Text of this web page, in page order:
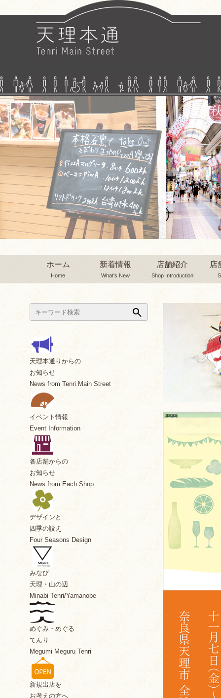
ホーム
Home
新着情報
What's New
店舗紹介
Shop Introduction
店
search
天理本通りからの
お知らせ
News from Tenri Main Street
イベント情報
Event Information
各店舗からの
お知らせ
News from Each Shop
デザインと
四季の設え
Four Seasons Design
みなび
天理・山の辺
Minabi Tenri/Yamanobe
めぐみ・めぐる
てんり
Megumi Meguru Tenri
新規出店を
お考えの方へ